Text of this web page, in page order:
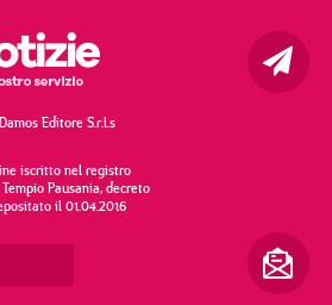
Editore S.r.l.s
iscritto nel registro
Pausania, decreto
il 01.04.2016